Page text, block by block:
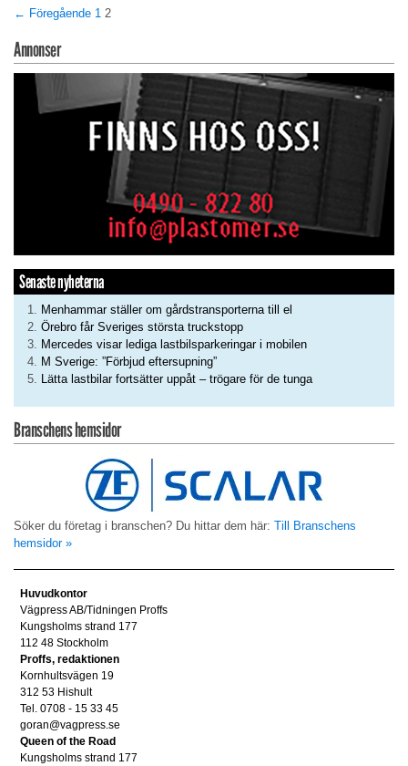
← Föregående 1 2
Annonser
Senaste nyheterna
Menhammar ställer om gårdstransporterna till el
Örebro får Sveriges största truckstopp
Mercedes visar lediga lastbilsparkeringar i mobilen
M Sverige: ”Förbjud eftersupning”
Lätta lastbilar fortsätter uppåt – trögare för de tunga
Branschens hemsidor
Söker du företag i branschen? Du hittar dem här: Till Branschens
hemsidor »
Huvudkontor
Vägpress AB/Tidningen Proffs
Kungsholms strand 177
112 48 Stockholm
Proffs, redaktionen
Kornhultsvägen 19
312 53 Hishult
Tel. 0708 - 15 33 45
goran@vagpress.se
Queen of the Road
Kungsholms strand 177